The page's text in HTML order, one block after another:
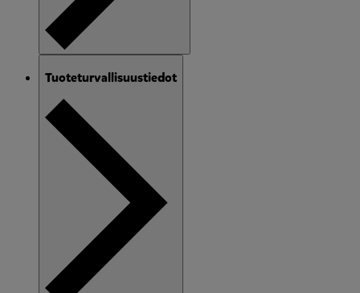
Tuoteturvallisuustiedot